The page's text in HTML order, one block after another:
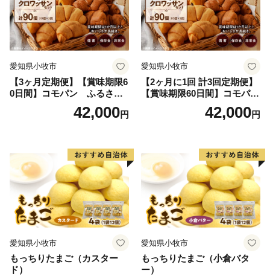
愛知県小牧市
【3ヶ月定期便】【賞味期限6
0日間】コモパン ふるさと
クロワッサンセット（計90
個）／災害用備蓄 保存食 非
42,000円
愛知県小牧市
【2ヶ月に1回 計3回定期便】
【賞味期限60日間】コモパ
ン ふるさとクロワッサンセ
ット（計90個）／災害用備蓄
42,000円
愛知県小牧市
もっちりたまご（カスター
ド）
愛知県小牧市
もっちりたまご（小倉バタ
ー）